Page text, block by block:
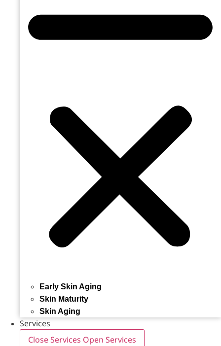
Early Skin Aging
Skin Maturity
Skin Aging
Services
Close Services Open Services